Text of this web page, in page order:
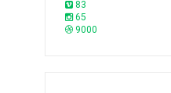
83
65
9000